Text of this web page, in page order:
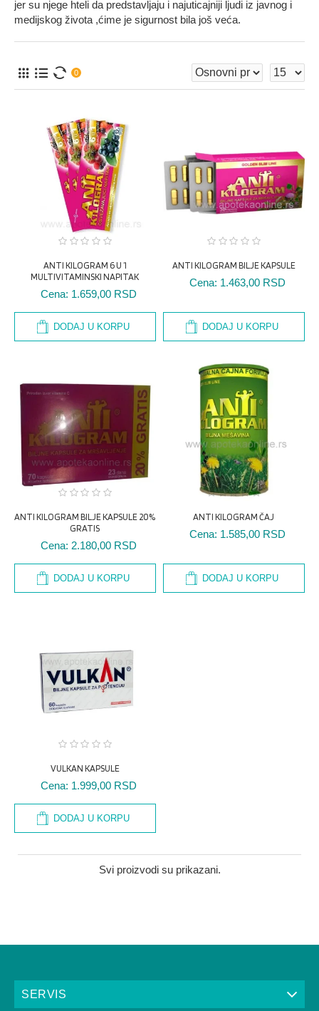
jer su njege hteli da predstavljaju i najuticajniji ljudi iz javnog i
medijskog života ,ćime je sigurnost bila još veća.
0
ANTI KILOGRAM 6 U 1
MULTIVITAMINSKI NAPITAK
Cena: 1.659,00 RSD
DODAJ U KORPU
ANTI KILOGRAM BILJE KAPSULE
Cena: 1.463,00 RSD
DODAJ U KORPU
ANTI KILOGRAM BILJE KAPSULE 20%
GRATIS
Cena: 2.180,00 RSD
DODAJ U KORPU
ANTI KILOGRAM ČAJ
Cena: 1.585,00 RSD
DODAJ U KORPU
VULKAN KAPSULE
Cena: 1.999,00 RSD
DODAJ U KORPU
Svi proizvodi su prikazani.
SERVIS